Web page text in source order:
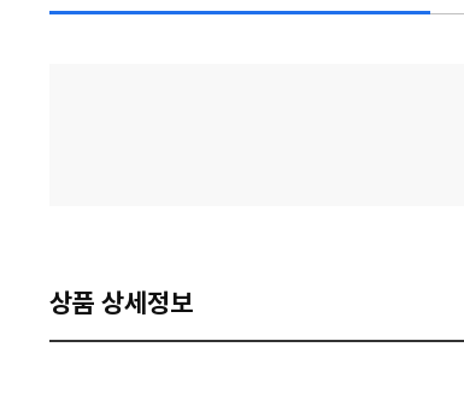
상품 상세정보